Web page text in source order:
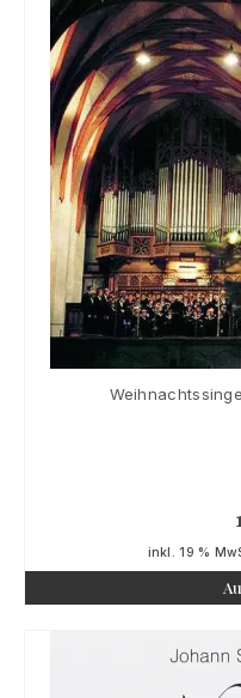
inkl. 19 %